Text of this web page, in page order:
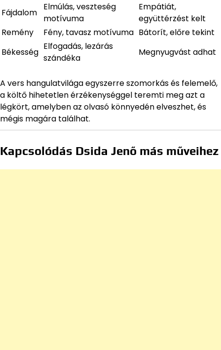
Fájdalom
Elmúlás, veszteség
motívuma
Empátiát,
együttérzést kelt
Remény
Fény, tavasz motívuma Bátorít, előre tekint
Békesség
Elfogadás, lezárás
szándéka
Megnyugvást adhat
A vers hangulatvilága egyszerre szomorkás és felemelő,
a költő hihetetlen érzékenységgel teremti meg azt a
légkört, amelyben az olvasó könnyedén elveszhet, és
mégis magára találhat.
Kapcsolódás Dsida Jenő más műveihez